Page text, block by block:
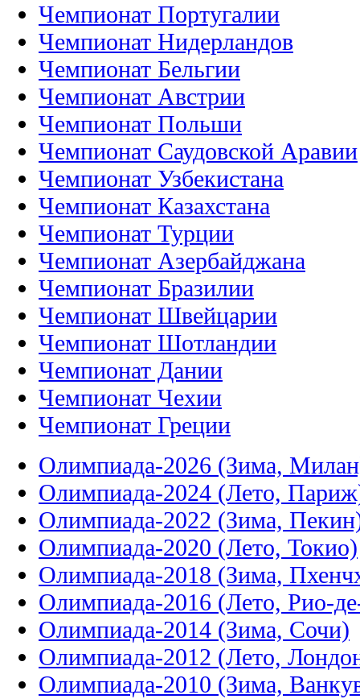
Чемпионат Португалии
Чемпионат Нидерландов
Чемпионат Бельгии
Чемпионат Австрии
Чемпионат Польши
Чемпионат Саудовской Аравии
Чемпионат Узбекистана
Чемпионат Казахстана
Чемпионат Турции
Чемпионат Азербайджана
Чемпионат Бразилии
Чемпионат Швейцарии
Чемпионат Шотландии
Чемпионат Дании
Чемпионат Чехии
Чемпионат Греции
Олимпиада-2026 (Зима,
Олимпиада-2024 (Лето,
Олимпиада-2022 (Зима,
Олимпиада-2020 (Лето, Токио)
Олимпиада-2018 (Зима,
Олимпиада-2016 (Лето, Рио-
Олимпиада-2014 (Зима, Сочи)
Олимпиада-2012 (Лето,
Олимпиада-2010 (Зима,